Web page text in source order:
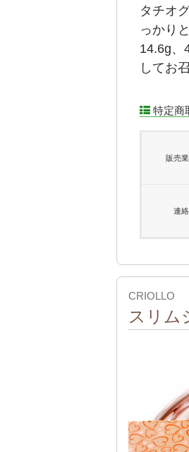
タチオ
っかり
14.6g、
してお
特定商
販売
連
CRIOLLO
スリム